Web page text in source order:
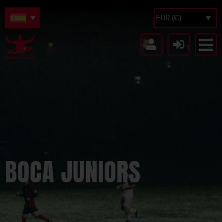
EUR (€)
BOCA JUNIORS